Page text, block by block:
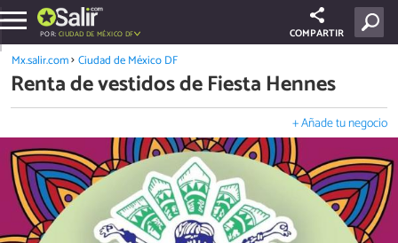
POR: CIUDAD DE MÉXICO DF COMPARTIR
Mx.salir.com Ciudad de México DF
Renta de vestidos de Fiesta Hennes
+ Añade tu negocio